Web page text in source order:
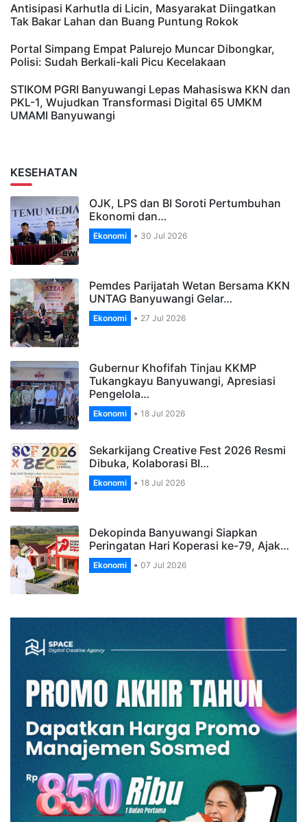
Antisipasi Karhutla di Licin, Masyarakat Diingatkan
Tak Bakar Lahan dan Buang Puntung Rokok
Portal Simpang Empat Palurejo Muncar Dibongkar,
Polisi: Sudah Berkali-kali Picu Kecelakaan
STIKOM PGRI Banyuwangi Lepas Mahasiswa KKN dan
PKL-1, Wujudkan Transformasi Digital 65 UMKM
UMAMI Banyuwangi
KESEHATAN
OJK, LPS dan BI Soroti Pertumbuhan
Ekonomi dan…
Ekonomi 30 Jul 2026
Pemdes Parijatah Wetan Bersama KKN
UNTAG Banyuwangi Gelar…
Ekonomi 27 Jul 2026
Gubernur Khofifah Tinjau KKMP
Tukangkayu Banyuwangi, Apresiasi
Pengelola…
Ekonomi 18 Jul 2026
Sekarkijang Creative Fest 2026 Resmi
Dibuka, Kolaborasi BI…
Ekonomi 18 Jul 2026
Dekopinda Banyuwangi Siapkan
Peringatan Hari Koperasi ke-79, Ajak…
Ekonomi 07 Jul 2026